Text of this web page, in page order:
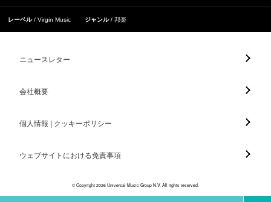
レーベル Virgin Music ジャンル 邦楽
ニュースレター
会社概要
個人情報 | クッキーポリシー
ウェブサイトにおける免責事項
© Copyright 2026 Universal Music Group N.V. All rights reserved.